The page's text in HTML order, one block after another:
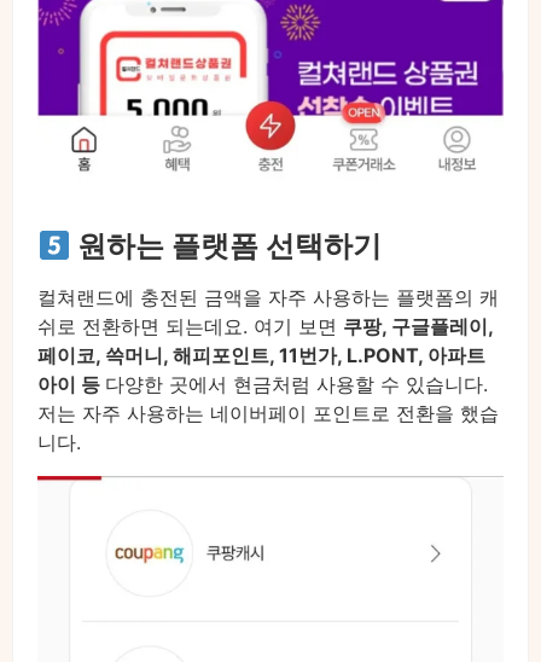
원하는 플랫폼 선택하기
컬쳐랜드에 충전된 금액을 자주 사용하는 플랫폼의 캐
쉬로 전환하면 되는데요. 여기 보면 쿠팡, 구글플레이,
페이코, 쓱머니, 해피포인트, 11번가, L.PONT, 아파트
아이 등 다양한 곳에서 현금처럼 사용할 수 있습니다.
저는 자주 사용하는 네이버페이 포인트로 전환을 했습
니다.